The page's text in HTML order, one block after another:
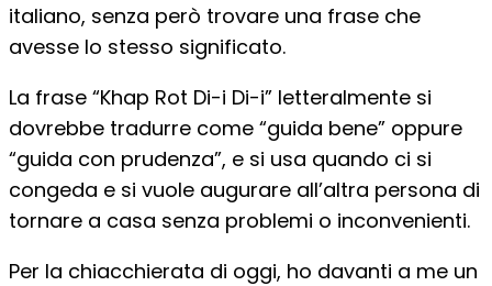
italiano, senza però trovare una frase che
avesse lo stesso significato.
La frase “Khap Rot Di-i Di-i” letteralmente si
dovrebbe tradurre come “guida bene” oppure
“guida con prudenza”, e si usa quando ci si
congeda e si vuole augurare all’altra persona di
tornare a casa senza problemi o inconvenienti.
Per la chiacchierata di oggi, ho davanti a me un